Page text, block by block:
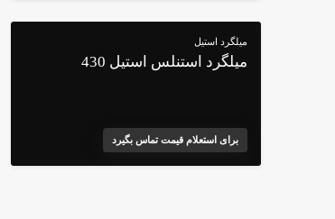
میلگرد استیل
میلگرد استنلس استیل 430
برای استعلام قیمت تماس بگیرد